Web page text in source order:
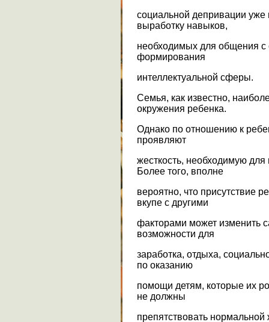
социальной депривации уже
выработку навыков,
необходимых для общения
формирования
интеллектуальной сферы.
Семья, как известно,
окружения ребенка.
Однако по отношению к
проявляют
жесткость, необходимую
Более того, вполне
вероятно, что присутствие
вкупе с другими
факторами может изменить
возможности для
заработка, отдыха,
по оказанию
помощи детям, которые их
не должны
препятствовать